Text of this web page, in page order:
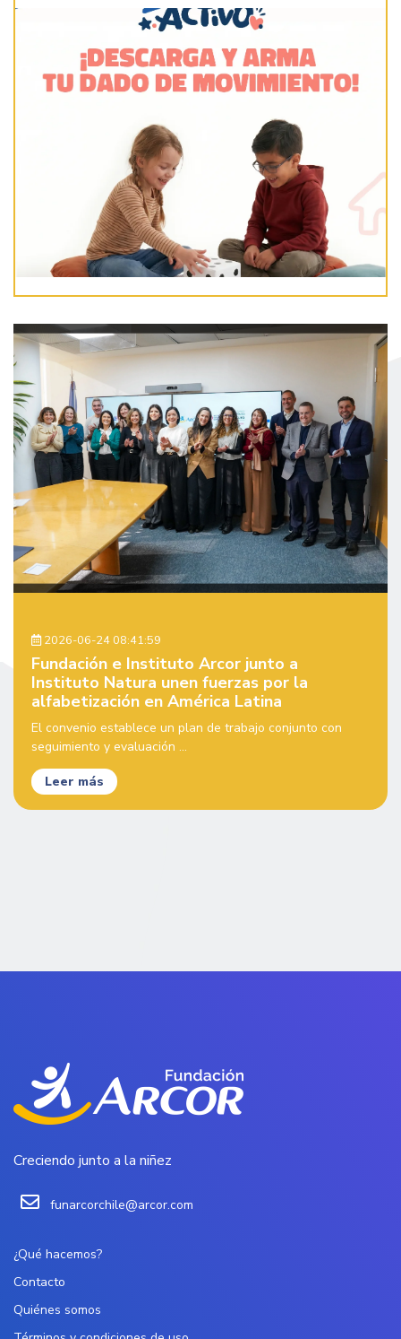
2026-06-24 08:41:59
Fundación e Instituto Arcor junto a
Instituto Natura unen fuerzas por la
alfabetización en América Latina
El convenio establece un plan de trabajo conjunto con
seguimiento y evaluación ...
Leer más
Creciendo junto a la niñez
funarcorchile@arcor.com
¿Qué hacemos?
Contacto
Quiénes somos